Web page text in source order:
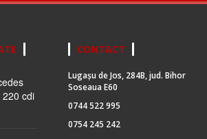
cdi
CONTACT
Lugașu de Jos, 284B, jud. Bihor
Soseaua E60
0744 522 995
0754 245 242